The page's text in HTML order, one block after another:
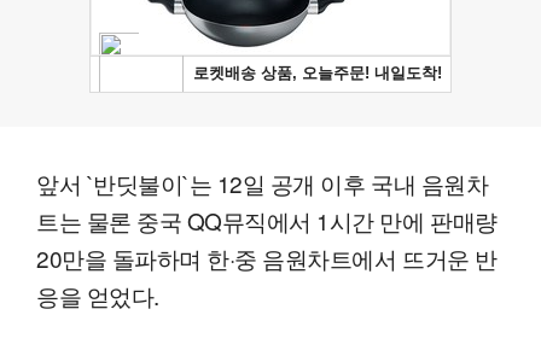
앞서 `반딧불이`는 12일 공개 이후 국내 음원차
트는 물론 중국 QQ뮤직에서 1시간 만에 판매량
20만을 돌파하며 한·중 음원차트에서 뜨거운 반
응을 얻었다.